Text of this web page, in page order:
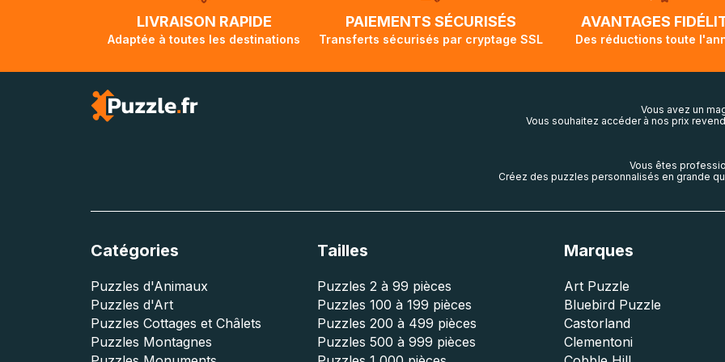
lorsque votre colis aura touché terre.
LIVRAISON RAPIDE
Adaptée à toutes les destinations
PAIEMENTS SÉCURISÉS
Transferts sécurisés par cryptage SSL
AVANTAGES
Des réductions toute
Vous avez un
Vous souhaitez accéder à nos prix
Vous êtes
Créez des puzzles personnalisés en grande
Catégories
Puzzles d'Animaux
Puzzles d'Art
Puzzles Cottages et Châlets
Puzzles Montagnes
Tailles
Puzzles 2 à 99 pièces
Puzzles 100 à 199 pièces
Puzzles 200 à 499 pièces
Puzzles 500 à 999 pièces
Marques
Art Puzzle
Bluebird Puzzle
Castorland
Clementoni